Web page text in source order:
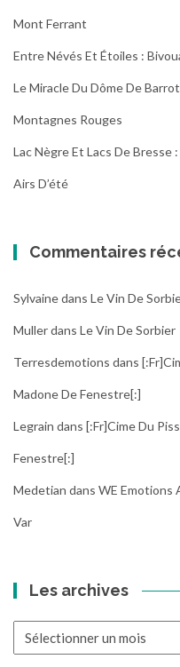
Mont Ferrant
Entre Névés Et Étoiles :
Le Miracle Du Dôme De
Montagnes Rouges
Lac Nègre Et Lacs De Bresse
Airs D’été
Commentaires
Sylvainedans Le Vin De
Mullerdans Le Vin De Sorbier
Terresdemotions dans
Madone De Fenestre[:]
Legrain dans [:fr]Cime Du
Fenestre[:]
Medetian dans WE Emotions
Var
Les archives